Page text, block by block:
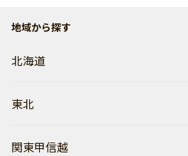
地域から探す
北海道
東北
関東甲信越